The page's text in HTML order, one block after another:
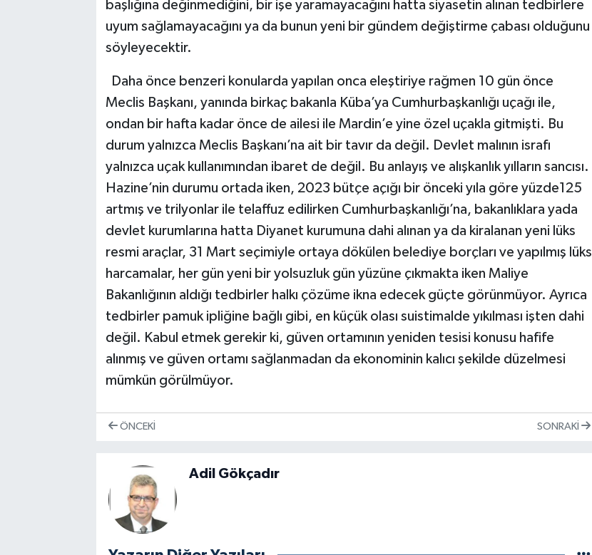
başlığına değinmediğini, bir işe yaramayacağını hatta siyasetin alınan tedbirlere
uyum sağlamayacağını ya da bunun yeni bir gündem değiştirme çabası olduğunu
söyleyecektir.
Daha önce benzeri konularda yapılan onca eleştiriye rağmen 10 gün önce
Meclis Başkanı, yanında birkaç bakanla Küba’ya Cumhurbaşkanlığı uçağı ile,
ondan bir hafta kadar önce de ailesi ile Mardin’e yine özel uçakla gitmişti. Bu
durum yalnızca Meclis Başkanı’na ait bir tavır da değil. Devlet malının israfı
yalnızca uçak kullanımından ibaret de değil. Bu anlayış ve alışkanlık yılların sancısı.
Hazine’nin durumu ortada iken, 2023 bütçe açığı bir önceki yıla göre yüzde125
artmış ve trilyonlar ile telaffuz edilirken Cumhurbaşkanlığı’na, bakanlıklara yada
devlet kurumlarına hatta Diyanet kurumuna dahi alınan ya da kiralanan yeni lüks
resmi araçlar, 31 Mart seçimiyle ortaya dökülen belediye borçları ve yapılmış lüks
harcamalar, her gün yeni bir yolsuzluk gün yüzüne çıkmakta iken Maliye
Bakanlığının aldığı tedbirler halkı çözüme ikna edecek güçte görünmüyor. Ayrıca
tedbirler pamuk ipliğine bağlı gibi, en küçük olası suistimalde yıkılması işten dahi
değil. Kabul etmek gerekir ki, güven ortamının yeniden tesisi konusu hafife
alınmış ve güven ortamı sağlanmadan da ekonominin kalıcı şekilde düzelmesi
mümkün görülmüyor.
ÖNCEKI SONRAKI
Adil Gökçadır